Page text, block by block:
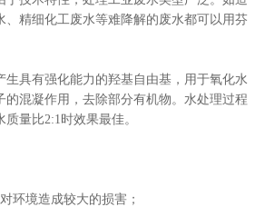
精细化工废水等难降解的废水都可以用芬
具有强化能力的羟基自由基，用于氧化水
混凝作用，去除部分有机物。水处理过程
量比2:1时效果最佳。
境造成较大的损害；